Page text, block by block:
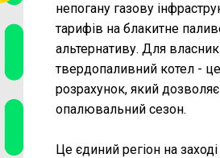
непогану газову
тарифів на блакитне
альтернативу. Для
твердопаливний котел -
розрахунок, який
опалювальний сезон.
Це єдиний регіон на